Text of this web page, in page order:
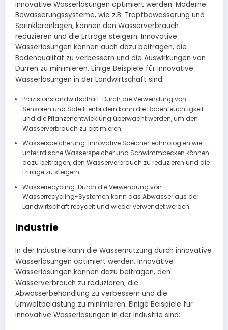
innovative Wasserlösungen optimiert werden. Moderne
Bewässerungssysteme, wie z.B. Tropfbewässerung und
Sprinkleranlagen, können den Wasserverbrauch
reduzieren und die Erträge steigern. Innovative
Wasserlösungen können auch dazu beitragen, die
Bodenqualität zu verbessern und die Auswirkungen von
Dürren zu minimieren. Einige Beispiele für innovative
Wasserlösungen in der Landwirtschaft sind:
Präzisionslandwirtschaft: Durch die Verwendung von
Sensoren und Satellitenbildern kann die Bodenfeuchtigkeit
und die Pflanzenentwicklung überwacht werden, um den
Wasserverbrauch zu optimieren.
Wasserspeicherung: Innovative Speichertechnologien wie
unterirdische Wasserspeicher und Schwimmbecken können
dazu beitragen, den Wasserverbrauch zu reduzieren und die
Erträge zu steigern.
Wasserrecycling: Durch die Verwendung von
Wasserrecycling-Systemen kann das Abwasser aus der
Landwirtschaft recycelt und wieder verwendet werden.
Industrie
In der Industrie kann die Wassernutzung durch innovative
Wasserlösungen optimiert werden. Innovative
Wasserlösungen können dazu beitragen, den
Wasserverbrauch zu reduzieren, die
Abwasserbehandlung zu verbessern und die
Umweltbelastung zu minimieren. Einige Beispiele für
innovative Wasserlösungen in der Industrie sind: